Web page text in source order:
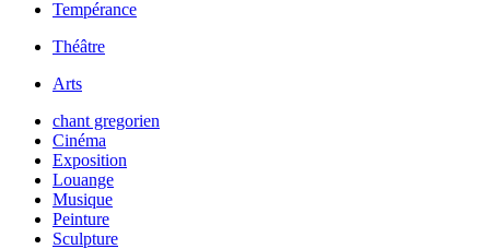
Tempérance
Théâtre
Arts
chant gregorien
Cinéma
Exposition
Louange
Musique
Peinture
Sculpture